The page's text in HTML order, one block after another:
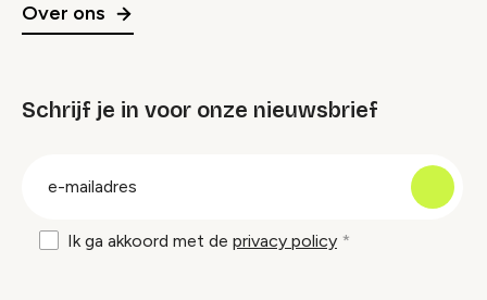
Over ons
Schrijf je in voor onze nieuwsbrief
Ik ga akkoord met de privacy policy